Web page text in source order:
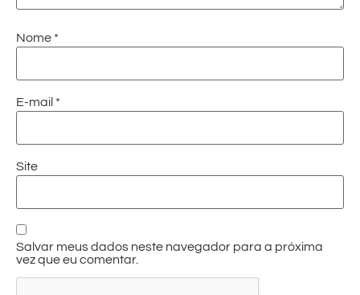
Nome *
E-mail *
Site
Salvar meus dados neste navegador para a próxima
vez que eu comentar.